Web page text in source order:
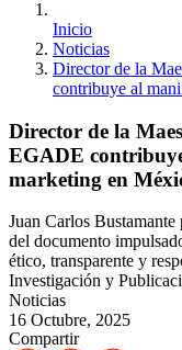
Inicio
Noticias
Director de la
contribuye al
Director de la
EGADE
marketing en
Juan Carlos
del documento
ético, transparente y
Investigación y
Noticias
16 Octubre, 2025
Compartir